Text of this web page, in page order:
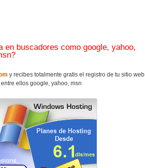
en buscadores como google, yahoo,
y recibes totalmente gratis el registro de tu sitio web
ellos google, yahoo, msn